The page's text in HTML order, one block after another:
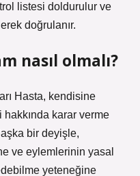
listesi doldurulur ve
doğrulanır.
nasıl olmalı?
Hasta, kendisine
karar verme
bir deyişle,
ve eylemlerinin yasal
yeteneğine